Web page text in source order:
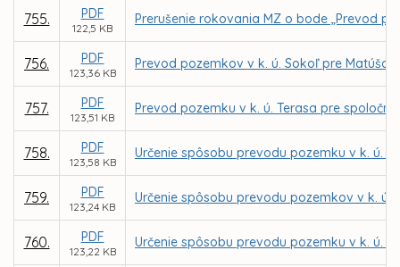
755. PDF
122,5 KB
Prerušenie rokovania MZ o bode „Prevod
756. PDF
123,36 KB
Prevod pozemkov v k. ú. Sokoľ pre
757. PDF
123,51 KB
Prevod pozemku v k. ú. Terasa pre
758. PDF
123,58 KB
Určenie spôsobu prevodu pozemku v k. ú.
759. PDF
123,24 KB
Určenie spôsobu prevodu pozemkov v k.
760. PDF
123,22 KB
Určenie spôsobu prevodu pozemku v k. ú.